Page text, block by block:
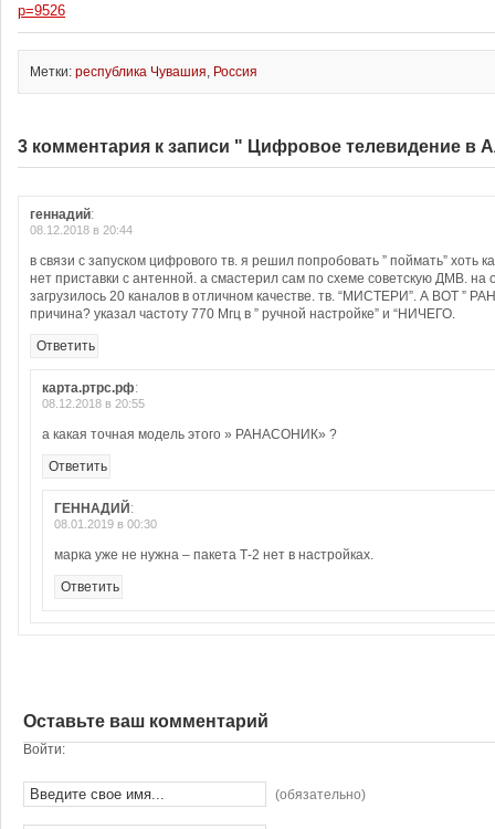
p=9526
Метки: республика Чувашия, Россия
3 комментария к записи " Цифровое телевидение в
геннадий:
08.12.2018 в 20:44
в связи с запуском цифрового тв. я решил попробовать ” поймать” хоть
нет приставки с антенной. а смастерил сам по схеме советскую ДМВ.
загрузилось 20 каналов в отличном качестве. тв. “МИСТЕРИ”. А ВОТ ”
причина? указал частоту 770 Мгц в ” ручной настройке” и “НИЧЕГО.
Ответить
карта.ртрс.рф:
08.12.2018 в 20:55
а какая точная модель этого » РАНАСОНИК» ?
Ответить
ГЕННАДИЙ :
08.01.2019 в 00:30
марка уже не нужна – пакета Т-2 нет в настройках.
Ответить
Оставьте ваш комментарий
Войти:
(обязательно)